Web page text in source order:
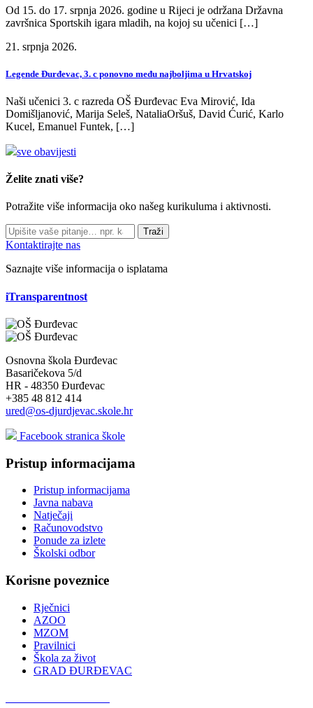
Od 15. do 17. srpnja 2026. godine u Rijeci je održana Državna
završnica Sportskih igara mladih, na kojoj su učenici […]
21. srpnja 2026.
Legende Đurđevac, 3. c ponovno među najboljima u Hrvatskoj
Naši učenici 3. c razreda OŠ Đurđevac Eva Mirović, Ida
Domišljanović, Marija Seleš, NataliaOršuš, David Ćurić, Karlo
Kucel, Emanuel Funtek, […]
sve obavijesti
Želite znati više?
Potražite više informacija oko našeg kurikuluma i aktivnosti.
Traži
Kontaktirajte nas
Saznajte više informacija o isplatama
iTransparentnost
Osnovna škola Đurđevac
Basaričekova 5/d
HR - 48350 Đurđevac
+385 48 812 414
ured@os-djurdjevac.skole.hr
Facebook stranica škole
Pristup informacijama
Pristup informacijama
Javna nabava
Natječaji
Računovodstvo
Ponude za izlete
Školski odbor
Korisne poveznice
Rječnici
AZOO
MZOM
Pravilnici
Škola za život
GRAD ĐURĐEVAC